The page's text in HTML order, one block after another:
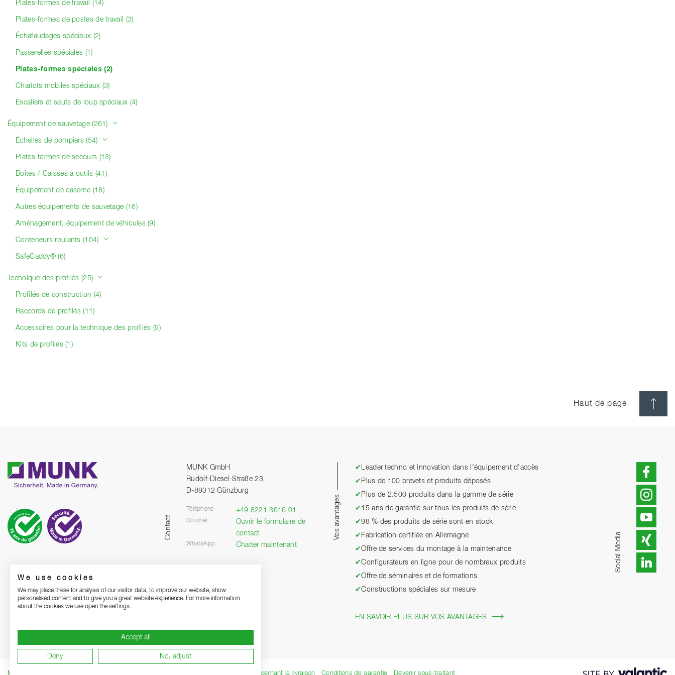
We use cookies
We may place these for analysis of our visitor data, to improve our website, show
personalised content and to give you a great website experience. For more information
about the cookies we use open the settings.
Accept all
Deny No, adjust
Plates-formes de travail (14)
Plates-formes de postes de travail (3)
Échafaudages spéciaux (2)
Passerelles spéciales (1)
Plates-formes spéciales (2)
Chariots mobiles spéciaux (3)
Escaliers et sauts de loup spéciaux (4)
Équipement de sauvetage (261)
Échelles de pompiers (54)
Plates-formes de secours (13)
Boîtes / Caisses à outils (41)
Équipement de caserne (18)
Autres équipements de sauvetage (16)
Aménagement, équipement de véhicules (9)
Conteneurs roulants (104)
SafeCaddy® (6)
Technique des profilés (25)
Profilés de construction (4)
Raccords de profilés (11)
Accessoires pour la technique des profilés (9)
Kits de profilés (1)
Haut de page
Contact
MUNK GmbH
Rudolf-Diesel-Straße 23
D-89312 Günzburg
Téléphone +49 8221 3616 01
Courriel
Ouvrir le formulaire de
contact
WhatsApp Chatter maintenant
Vos avantages
✔ Leader techno et innovation dans l'équipement d'accès
✔ Plus de 100 brevets et produits déposés
✔ Plus de 2.500 produits dans la gamme de série
✔ 15 ans de garantie sur tous les produits de série
✔98 % des produits de série sont en stock
✔ Fabrication certifiée en Allemagne
✔Offre de services du montage à la maintenance
✔Configurateurs en ligne pour de nombreux produits
✔Offre de séminaires et de formations
✔Constructions spéciales sur mesure
EN SAVOIR PLUS SUR VOS AVANTAGES
Social Media
Mentions légales Remarques concernant la livraison Conditions de garantie Devenir sous-traitant